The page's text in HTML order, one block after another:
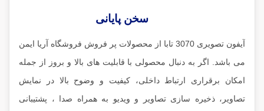
سخن پایانی
آیفون تصویری 3070 تابا از محصولات پر فروش فروشگاه آریا ایمن
می باشد. اگر به دنبال محصولی با قابلیت های بالا و بروز از جمله
امکان برقراری ارتباط داخلی، کیفیت و وضوح بالا در نمایش
تصاویر، ذخیره سازی تصاویر و ویدیو به همراه صدا ، پشتیبانی